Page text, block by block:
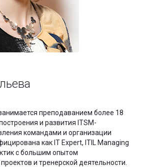
преподаванием более 18
и развития ITSM-
командами и организации
как IT Expert, ITIL Managing
с большим опытом
и тренерской деятельности.